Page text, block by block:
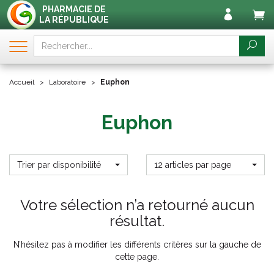
PHARMACIE DE
LA RÉPUBLIQUE
Accueil Laboratoire Euphon
Euphon
Trier par disponibilité 12 articles par page
Votre sélection n’a retourné aucun
résultat.
N’hésitez pas à modifier les différents critères sur la gauche de
cette page.